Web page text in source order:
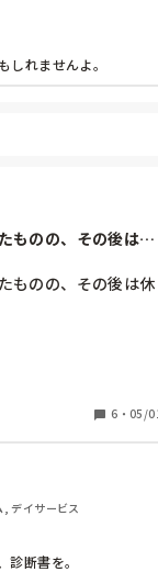
もなくなります。
を参考に考えたいと
ます🙇‍♂️
れませんよ。
ものの、その後は休
ものの、その後は休
月の短期間で…何
いもありながら帰
いましたが、必要と
6 ・ 05/
デイサービス
断書を。